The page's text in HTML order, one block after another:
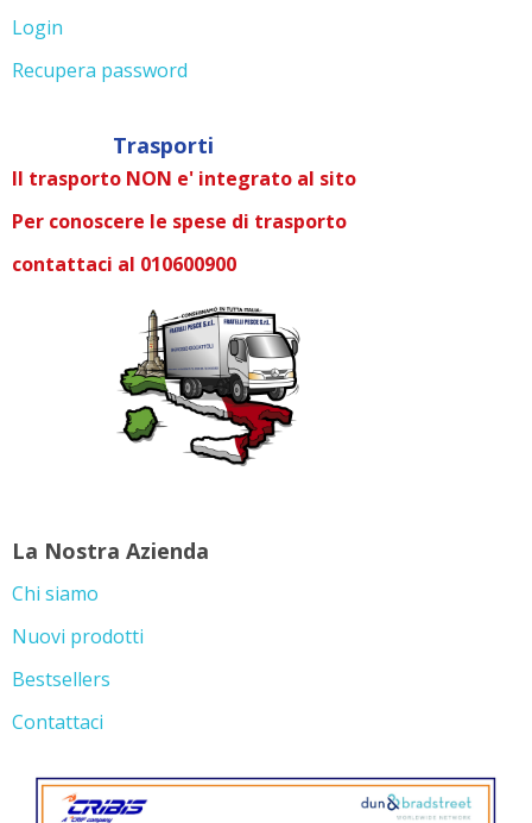
Login
Recupera password
Trasporti
Il trasporto NON e' integrato al sito
Per conoscere le spese di trasporto
contattaci al 010600900
La Nostra Azienda
Chi siamo
Nuovi prodotti
Bestsellers
Contattaci